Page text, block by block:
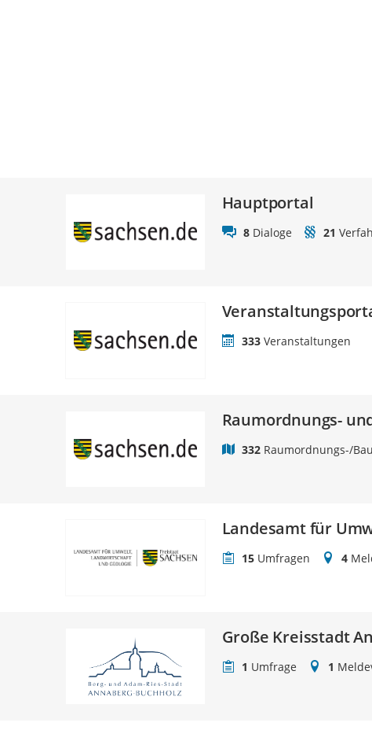
Hauptportal
8 Dialoge 21
333 Veranstaltungen
Raumordnungs-
332 Raumordnungs-/
Landesamt für
15 Umfragen 4
Große Kreisstadt
1 Umfrage 1